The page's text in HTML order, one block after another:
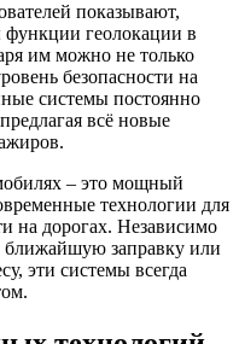
показывают,
функции геолокации в
им можно не только
безопасности на
системы постоянно
всё новые
– это мощный
технологии для
на дорогах. Независимо
ближайшую заправку или
эти системы всегда